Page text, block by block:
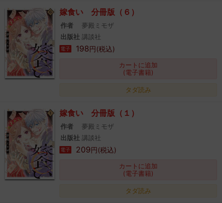
嫁食い 分冊版（６）
作者
夢殿ミモザ
出版社 講談社
電子 198円(税込)
カートに追加
(電子書籍)
タダ読み
嫁食い 分冊版（１）
作者
夢殿ミモザ
出版社 講談社
電子 209円(税込)
カートに追加
(電子書籍)
タダ読み